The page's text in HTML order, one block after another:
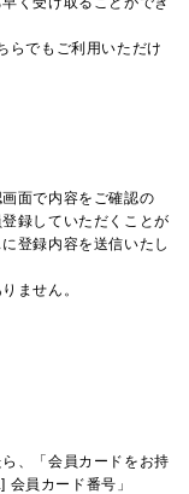
らでもご利用いただけ
面で内容をご確認の
録していただくことが
登録内容を送信いたし
ません。
、「会員カードをお持
員カード番号」